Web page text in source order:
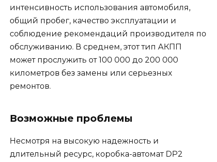
интенсивность использования автомобиля,
общий пробег, качество эксплуатации и
соблюдение рекомендаций производителя по
обслуживанию. В среднем, этот тип АКПП
может прослужить от 100 000 до 200 000
километров без замены или серьезных
ремонтов.
Возможные проблемы
Несмотря на высокую надежность и
длительный ресурс, коробка-автомат DP2